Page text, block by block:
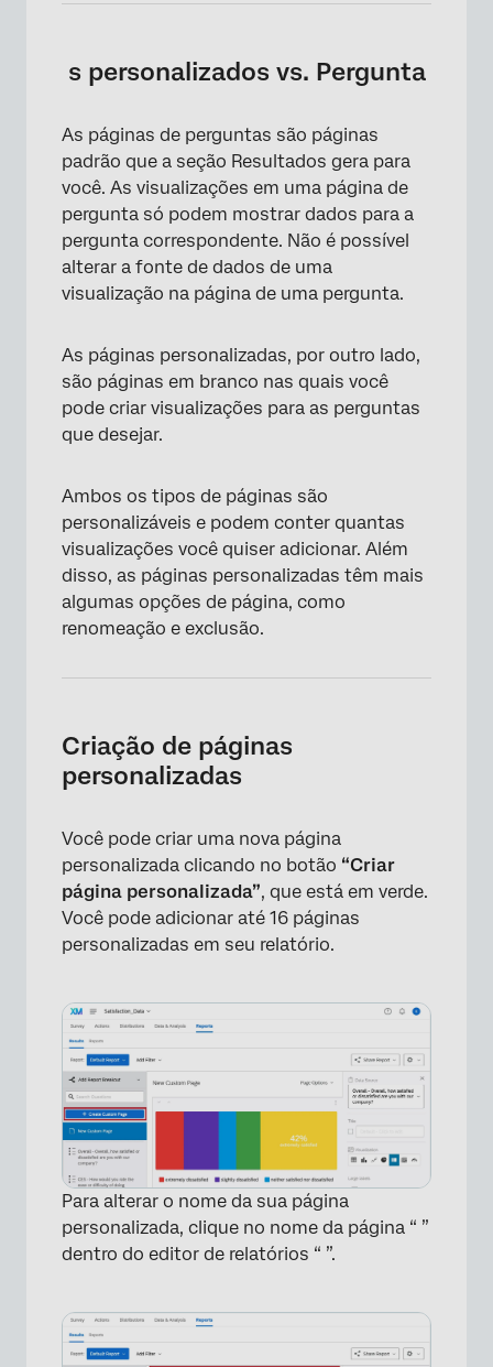
×
s personalizados vs. Pergunta
As páginas de perguntas são páginas
padrão que a seção Resultados gera para
você. As visualizações em uma página de
pergunta só podem mostrar dados para a
pergunta correspondente. Não é possível
alterar a fonte de dados de uma
visualização na página de uma pergunta.
As páginas personalizadas, por outro lado,
são páginas em branco nas quais você
pode criar visualizações para as perguntas
que desejar.
Ambos os tipos de páginas são
personalizáveis e podem conter quantas
visualizações você quiser adicionar. Além
disso, as páginas personalizadas têm mais
algumas opções de página, como
renomeação e exclusão.
Criação de páginas
personalizadas
Você pode criar uma nova página
personalizada clicando no botão “Criar
página personalizada”, que está em verde.
Você pode adicionar até 16 páginas
personalizadas em seu relatório.
Para alterar o nome da sua página
personalizada, clique no nome da página “ ”
dentro do editor de relatórios “ ”.